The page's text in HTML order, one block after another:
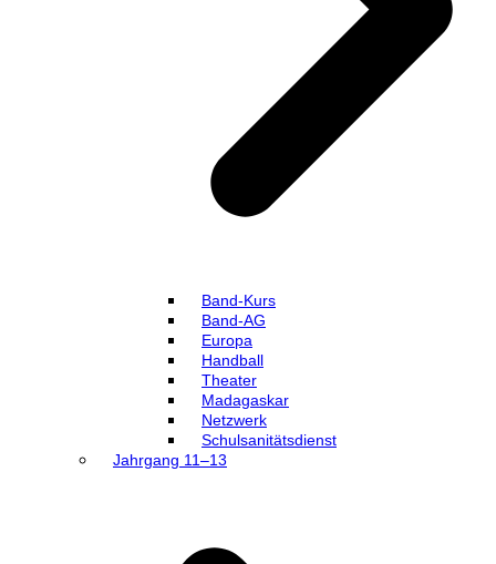
Band-Kurs
Band-AG
Europa
Handball
Theater
Madagaskar
Netzwerk
Schulsanitätsdienst
Jahrgang 11–13